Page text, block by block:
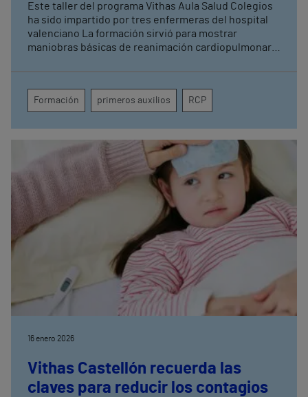
Este taller del programa Vithas Aula Salud Colegios
ha sido impartido por tres enfermeras del hospital
valenciano La formación sirvió para mostrar
maniobras básicas de reanimación cardiopulmonar
hábitos de vida saludables entre niños y
adolescentes en escuelas e institutos
Formación primeros auxilios RCP
16 enero 2026
Vithas Castellón recuerda las
claves para reducir los contagios